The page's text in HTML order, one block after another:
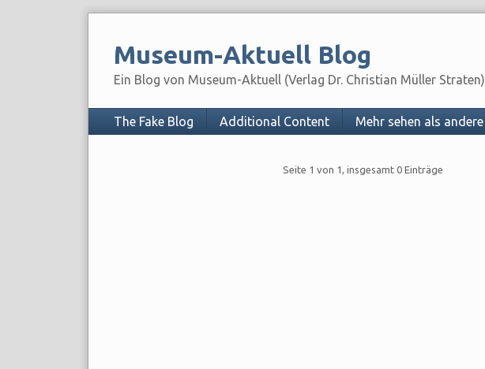
Museum-Aktuell Blog
Ein Blog von Museum-Aktuell (Verlag Dr. Christian Müller Straten)
Navigation
The Fake Blog Additional Content Mehr sehen als andere
Seite 1 von 1, insgesamt 0 Einträge